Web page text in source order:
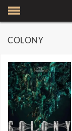
COLONY